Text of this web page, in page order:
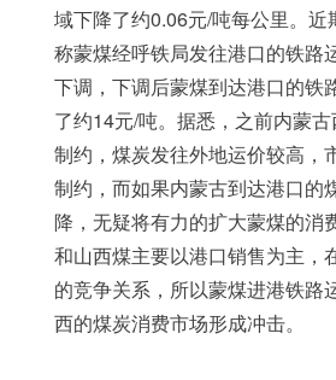
域下降了约0.06元/吨每公里。近
称蒙煤经呼铁局发往港口的铁路
下调，下调后蒙煤到达港口的铁
了约14元/吨。据悉，之前内蒙
制约，煤炭发往外地运价较高，
制约，而如果内蒙古到达港口的
降，无疑将有力的扩大蒙煤的消
和山西煤主要以港口销售为主，
的竞争关系，所以蒙煤进港铁路
西的煤炭消费市场形成冲击。